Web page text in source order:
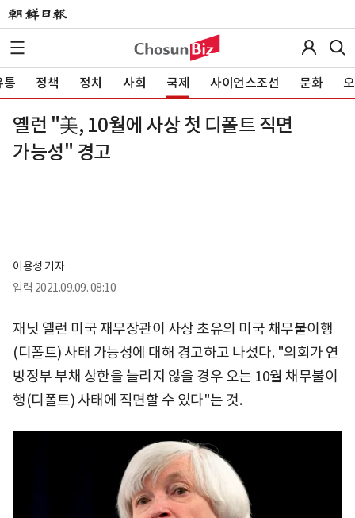
통 정책 정치 사회 국제 사이언스조선 문화
옐런 "美, 10월에 사상 첫 디폴트 직면
가능성" 경고
이용성 기자
입력 2021.09.09. 08:10
재닛 옐런 미국 재무장관이 사상 초유의 미국 채무불이행
(디폴트) 사태 가능성에 대해 경고하고 나섰다. "의회가 연
방정부 부채 상한을 늘리지 않을 경우 오는 10월 채무불이
행(디폴트) 사태에 직면할 수 있다"는 것.